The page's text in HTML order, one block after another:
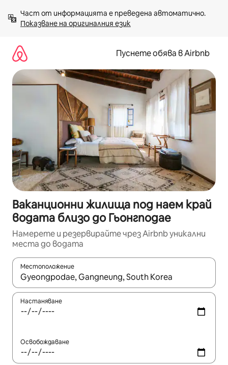
към
съдържанието
Показване на оригиналния език
Пуснете обява в Airbnb
Ваканционни жилища под наем край
водата близо до Гьонгподае
Намерете и резервирайте чрез Airbnb уникални
места до водата
Местоположение
Когато резултатите се покажат, използвайте
Настаняване
Освобождаване